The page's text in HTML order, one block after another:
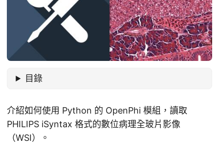
目錄
介紹如何使用 Python 的 OpenPhi 模組，讀取
PHILIPS iSyntax 格式的數位病理全玻片影像
（WSI）。